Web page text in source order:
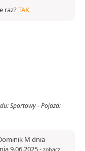
raz?TAK
Sportowy - Pojazd:
M dnia
9.06.2025- zobacz